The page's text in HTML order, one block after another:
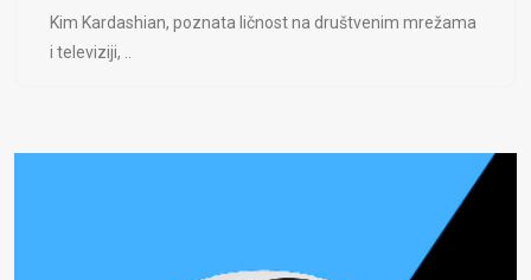
Kim Kardashian, poznata ličnost na društvenim mrežama
i televiziji, ..